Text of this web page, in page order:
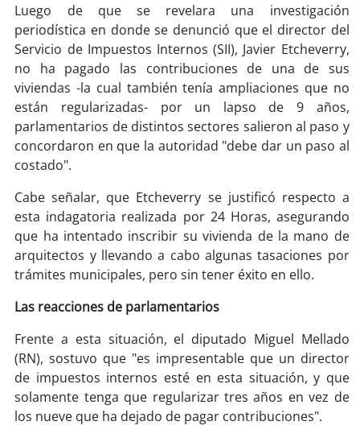
soyantofagasta
soy copiapó
soy valparaíso
soyquillota
soysanantonio
soy chillán
soysancarlos
soytalcahuano
soy concepción
soycoronel
arauco
Luego de que se revelara una investigación
periodística en donde se denunció que el director del
Servicio de Impuestos Internos (SII), Javier Etcheverry,
no ha pagado las contribuciones de una de sus
viviendas -la cual también tenía ampliaciones que no
están regularizadas- por un lapso de 9 años,
parlamentarios de distintos sectores salieron al paso y
concordaron en que la autoridad "debe dar un paso al
costado".
Cabe señalar, que Etcheverry se justificó respecto a
esta indagatoria realizada por 24 Horas, asegurando
que ha intentado inscribir su vivienda de la mano de
arquitectos y llevando a cabo algunas tasaciones por
trámites municipales, pero sin tener éxito en ello.
Las reacciones de parlamentarios
Frente a esta situación, el diputado Miguel Mellado
(RN), sostuvo que "es impresentable que un director
de impuestos internos esté en esta situación, y que
solamente tenga que regularizar tres años en vez de
los nueve que ha dejado de pagar contribuciones".